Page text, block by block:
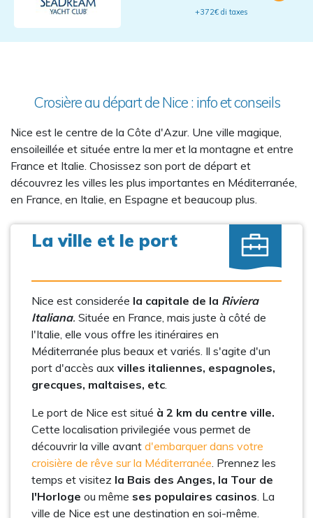
+372€ di taxes
Crosière au départ de Nice : info et conseils
Nice est le centre de la Côte d'Azur. Une ville magique,
ensoileillée et située entre la mer et la montagne et entre
France et Italie. Chosissez son port de départ et
découvrez les villes les plus importantes en Méditerranée,
en France, en Italie, en Espagne et beaucoup plus.
La ville et le port
Nice est considerée la capitale de la Riviera
Italiana. Située en France, mais juste à côté de
l'Italie, elle vous offre les itinéraires en
Méditerranée plus beaux et variés. Il s'agite d'un
port d'accès aux villes italiennes, espagnoles,
grecques, maltaises, etc.
Le port de Nice est situé à 2 km du centre ville.
Cette localisation privilegiée vous permet de
découvrir la ville avant d'embarquer dans votre
croisière de rêve sur la Méditerranée. Prennez les
temps et visitez la Bais des Anges, la Tour de
l'Horloge ou même ses populaires casinos. La
ville de Nice est une destination en soi-même.